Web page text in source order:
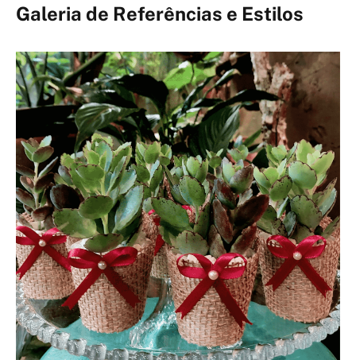
Galeria de Referências e Estilos